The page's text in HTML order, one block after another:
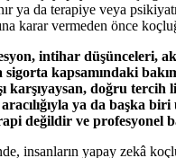
ya da terapiye veya
karar vermeden önce
intihar düşünceleri,
sigorta kapsamındaki
karşıyaysan, doğru tercih
ya da başka
değildir ve profesyonel
insanların yapay zekâ